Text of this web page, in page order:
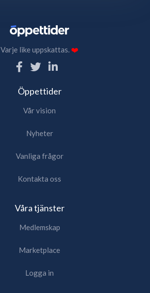
Varje like uppskattas.❤️
Öppettider
Vår vision
Nyheter
Vanliga frågor
Kontakta oss
Våra tjänster
Medlemskap
Marketplace
Logga in